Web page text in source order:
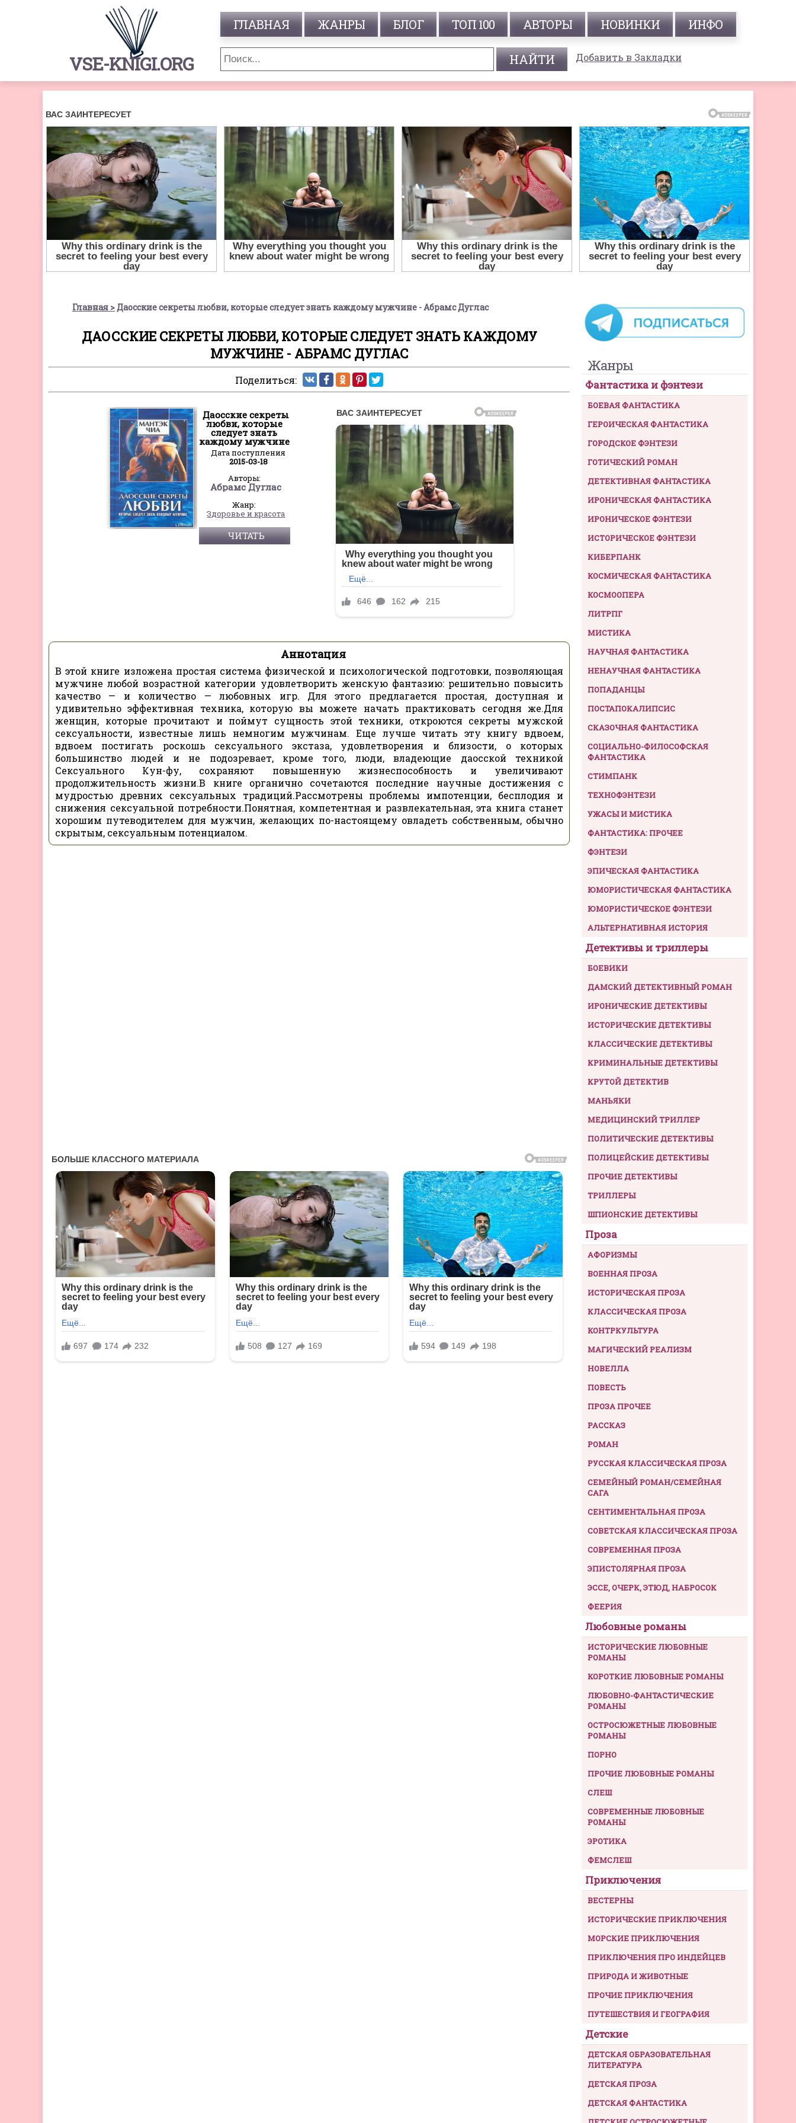
VSE-KNIGI.ORG
ГЛАВНАЯ ЖАНРЫ БЛОГ ТОП 100 АВТОРЫ НОВИНКИ ИНФО
Добавить в Закладки
Главная Даосские секреты любви, которые следует знать каждому мужчине - Абрамс Дуглас
ДАОССКИЕ СЕКРЕТЫ ЛЮБВИ, КОТОРЫЕ СЛЕДУЕТ ЗНАТЬ КАЖДОМУ
МУЖЧИНЕ - АБРАМС ДУГЛАС
Поделиться:
Даосские секреты
любви, которые
следует знать
каждому мужчине
Дата поступления
2015-03-18
Авторы:
Абрамс Дуглас
Жанр:
Здоровье и красота
ЧИТАТЬ
Аннотация
В этой книге изложена простая система физической и психологической подготовки, позволяющая
мужчине любой возрастной категории удовлетворить женскую фантазию: решительно повысить
качество — и количество — любовных игр. Для этого предлагается простая, доступная и
удивительно эффективная техника, которую вы можете начать практиковать сегодня же.Для
женщин, которые прочитают и поймут сущность этой техники, откроются секреты мужской
сексуальности, известные лишь немногим мужчинам. Еще лучше читать эту книгу вдвоем,
вдвоем постигать роскошь сексуального экстаза, удовлетворения и близости, о которых
большинство людей и не подозревает, кроме того, люди, владеющие даосской техникой
Сексуального Кун-фу, сохраняют повышенную жизнеспособность и увеличивают
продолжительность жизни.В книге органично сочетаются последние научные достижения с
мудростью древних сексуальных традиций.Рассмотрены проблемы импотенции, бесплодия и
снижения сексуальной потребности.Понятная, компетентная и развлекательная, эта книга станет
хорошим путеводителем для мужчин, желающих по-настоящему овладеть собственным, обычно
скрытым, сексуальным потенциалом.
Жанры
Фантастика и фэнтези
БОЕВАЯ ФАНТАСТИКА
ГЕРОИЧЕСКАЯ ФАНТАСТИКА
ГОРОДСКОЕ ФЭНТЕЗИ
ГОТИЧЕСКИЙ РОМАН
ДЕТЕКТИВНАЯ ФАНТАСТИКА
ИРОНИЧЕСКАЯ ФАНТАСТИКА
ИРОНИЧЕСКОЕ ФЭНТЕЗИ
ИСТОРИЧЕСКОЕ ФЭНТЕЗИ
КИБЕРПАНК
КОСМИЧЕСКАЯ ФАНТАСТИКА
КОСМООПЕРА
ЛИТРПГ
МИСТИКА
НАУЧНАЯ ФАНТАСТИКА
НЕНАУЧНАЯ ФАНТАСТИКА
ПОПАДАНЦЫ
ПОСТАПОКАЛИПСИС
СКАЗОЧНАЯ ФАНТАСТИКА
СОЦИАЛЬНО-ФИЛОСОФСКАЯ
ФАНТАСТИКА
СТИМПАНК
ТЕХНОФЭНТЕЗИ
УЖАСЫ И МИСТИКА
ФАНТАСТИКА: ПРОЧЕЕ
ФЭНТЕЗИ
ЭПИЧЕСКАЯ ФАНТАСТИКА
ЮМОРИСТИЧЕСКАЯ ФАНТАСТИКА
ЮМОРИСТИЧЕСКОЕ ФЭНТЕЗИ
АЛЬТЕРНАТИВНАЯ ИСТОРИЯ
Детективы и триллеры
БОЕВИКИ
ДАМСКИЙ ДЕТЕКТИВНЫЙ РОМАН
ИРОНИЧЕСКИЕ ДЕТЕКТИВЫ
ИСТОРИЧЕСКИЕ ДЕТЕКТИВЫ
КЛАССИЧЕСКИЕ ДЕТЕКТИВЫ
КРИМИНАЛЬНЫЕ ДЕТЕКТИВЫ
КРУТОЙ ДЕТЕКТИВ
МАНЬЯКИ
МЕДИЦИНСКИЙ ТРИЛЛЕР
ПОЛИТИЧЕСКИЕ ДЕТЕКТИВЫ
ПОЛИЦЕЙСКИЕ ДЕТЕКТИВЫ
ПРОЧИЕ ДЕТЕКТИВЫ
ТРИЛЛЕРЫ
ШПИОНСКИЕ ДЕТЕКТИВЫ
Проза
АФОРИЗМЫ
ВОЕННАЯ ПРОЗА
ИСТОРИЧЕСКАЯ ПРОЗА
КЛАССИЧЕСКАЯ ПРОЗА
КОНТРКУЛЬТУРА
МАГИЧЕСКИЙ РЕАЛИЗМ
НОВЕЛЛА
ПОВЕСТЬ
ПРОЗА ПРОЧЕЕ
РАССКАЗ
РОМАН
РУССКАЯ КЛАССИЧЕСКАЯ ПРОЗА
СЕМЕЙНЫЙ РОМАН/СЕМЕЙНАЯ
САГА
СЕНТИМЕНТАЛЬНАЯ ПРОЗА
СОВЕТСКАЯ КЛАССИЧЕСКАЯ ПРОЗА
СОВРЕМЕННАЯ ПРОЗА
ЭПИСТОЛЯРНАЯ ПРОЗА
ЭССЕ, ОЧЕРК, ЭТЮД, НАБРОСОК
ФЕЕРИЯ
Любовные романы
ИСТОРИЧЕСКИЕ ЛЮБОВНЫЕ
РОМАНЫ
КОРОТКИЕ ЛЮБОВНЫЕ РОМАНЫ
ЛЮБОВНО-ФАНТАСТИЧЕСКИЕ
РОМАНЫ
ОСТРОСЮЖЕТНЫЕ ЛЮБОВНЫЕ
РОМАНЫ
ПОРНО
ПРОЧИЕ ЛЮБОВНЫЕ РОМАНЫ
СЛЕШ
СОВРЕМЕННЫЕ ЛЮБОВНЫЕ
РОМАНЫ
ЭРОТИКА
ФЕМСЛЕШ
Приключения
ВЕСТЕРНЫ
ИСТОРИЧЕСКИЕ ПРИКЛЮЧЕНИЯ
МОРСКИЕ ПРИКЛЮЧЕНИЯ
ПРИКЛЮЧЕНИЯ ПРО ИНДЕЙЦЕВ
ПРИРОДА И ЖИВОТНЫЕ
ПРОЧИЕ ПРИКЛЮЧЕНИЯ
ПУТЕШЕСТВИЯ И ГЕОГРАФИЯ
Детские
ДЕТСКАЯ ОБРАЗОВАТЕЛЬНАЯ
ЛИТЕРАТУРА
ДЕТСКАЯ ПРОЗА
ДЕТСКАЯ ФАНТАСТИКА